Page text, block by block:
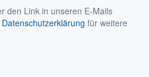
den Link in unseren E-Mails
Datenschutzerklärung für weitere